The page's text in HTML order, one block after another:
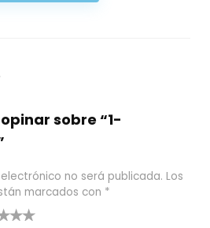
sobre “1-
no será publicada. Los
marcados con *